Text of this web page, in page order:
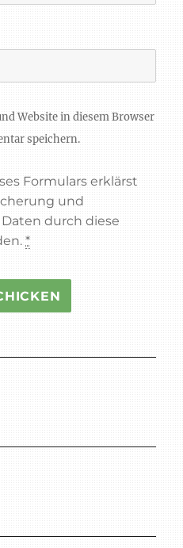
Website in diesem Browser
speichern.
Formulars erklärst
und
durch diese
*